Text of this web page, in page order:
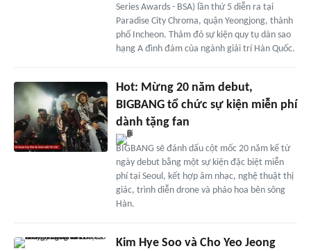
Series Awards - BSA) lần thứ 5 diễn ra tại
Paradise City Chroma, quận Yeongjong, thành
phố Incheon. Thảm đỏ sự kiện quy tụ dàn sao
hạng A đình đám của ngành giải trí Hàn Quốc.
Hot: Mừng 20 năm debut,
BIGBANG tổ chức sự kiện miễn phí
dành tặng fan
BIGBANG sẽ đánh dấu cột mốc 20 năm kể từ
ngày debut bằng một sự kiện đặc biệt miễn
phí tại Seoul, kết hợp âm nhạc, nghệ thuật thị
giác, trình diễn drone và pháo hoa bên sông
Hàn.
Kim Hye Soo và Cho Yeo Jeong